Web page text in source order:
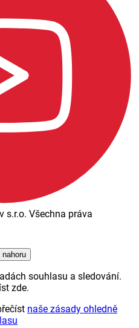
s.r.o. Všechna práva
nahoru
souhlasu a sledování.
zde.
naše zásady ohledně